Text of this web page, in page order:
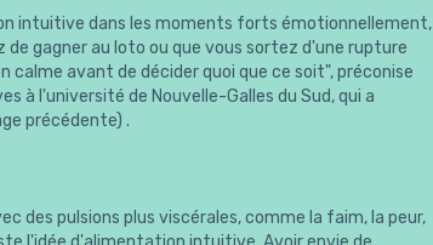
intuitive dans les moments forts émotionnellement,
gagner au loto ou que vous sortez d'une rupture
avant de décider quoi que ce soit", préconise
à l'université de Nouvelle-Galles du Sud, qui a
précédente) .
des pulsions plus viscérales, comme la faim, la peur,